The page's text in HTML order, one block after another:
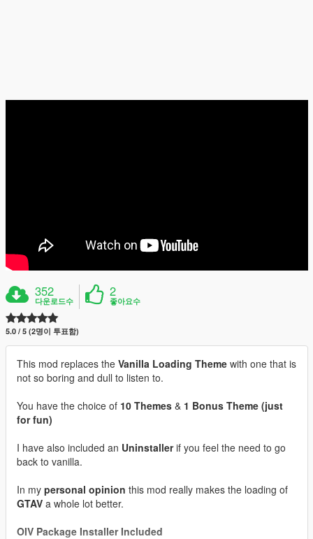
352
다운로드수
2
좋아요수
5.0 / 5 (2명이 투표함)
This mod replaces the Vanilla Loading Theme with one that is
not so boring and dull to listen to.
You have the choice of 10 Themes & 1 Bonus Theme (just
for fun)
I have also included an Uninstallerif you feel the need to go
back to vanilla.
In my personal opinion this mod really makes the loading of
GTAV a whole lot better.
OIV Package Installer Included